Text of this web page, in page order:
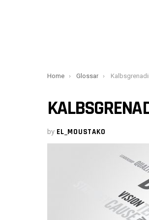
You are here:
Home Glossar
by EL_MOUSTAKO